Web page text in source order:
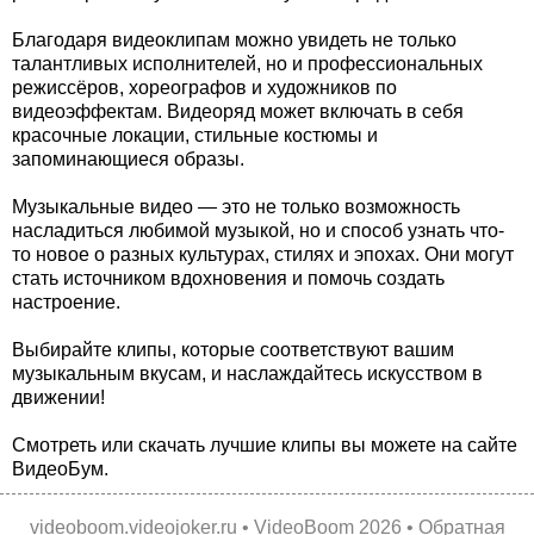
Благодаря видеоклипам можно увидеть не только
талантливых исполнителей, но и профессиональных
режиссёров, хореографов и художников по
видеоэффектам. Видеоряд может включать в себя
красочные локации, стильные костюмы и
запоминающиеся образы.
Музыкальные видео — это не только возможность
насладиться любимой музыкой, но и способ узнать что-
то новое о разных культурах, стилях и эпохах. Они могут
стать источником вдохновения и помочь создать
настроение.
Выбирайте клипы, которые соответствуют вашим
музыкальным вкусам, и наслаждайтесь искусством в
движении!
Смотреть или скачать лучшие клипы вы можете на сайте
ВидеоБум.
videoboom.videojoker.ru • VideoBoom2026 • Обратная